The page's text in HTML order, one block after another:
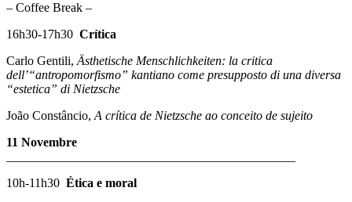
– Coffee Break –
16h30-17h30 Crítica
Carlo Gentili, Ästhetische Menschlichkeiten: la critica
dell’“antropomorfismo” kantiano come presupposto di una diversa
“estetica” di Nietzsche
João Constâncio, A crítica de Nietzsche ao conceito de sujeito
11 Novembre
10h-11h30 Ética e moral